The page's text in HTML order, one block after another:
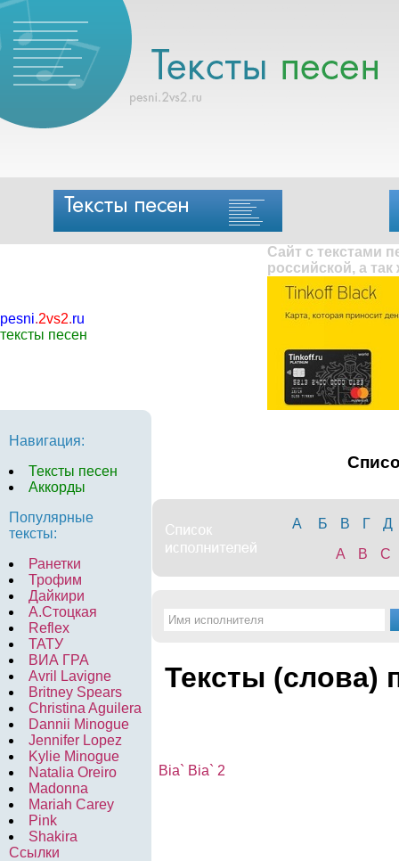
pesni.2vs2.ru
тексты песен
Сайт с текстами
российской, а
Навигация:
Тексты песен
Аккорды
Популярные
тексты:
Ранетки
Трофим
Дайкири
А.Стоцкая
Reflex
ТАТУ
ВИА ГРА
Avril Lavigne
Britney Spears
Christina Aguilera
Dannii Minogue
Jennifer Lopez
Kylie Minogue
Natalia Oreiro
Madonna
Mariah Carey
Pink
Shakira
Ссылки
А Б В Г
Д
A
B C
Тексты (слова)
Bia` Bia` 2